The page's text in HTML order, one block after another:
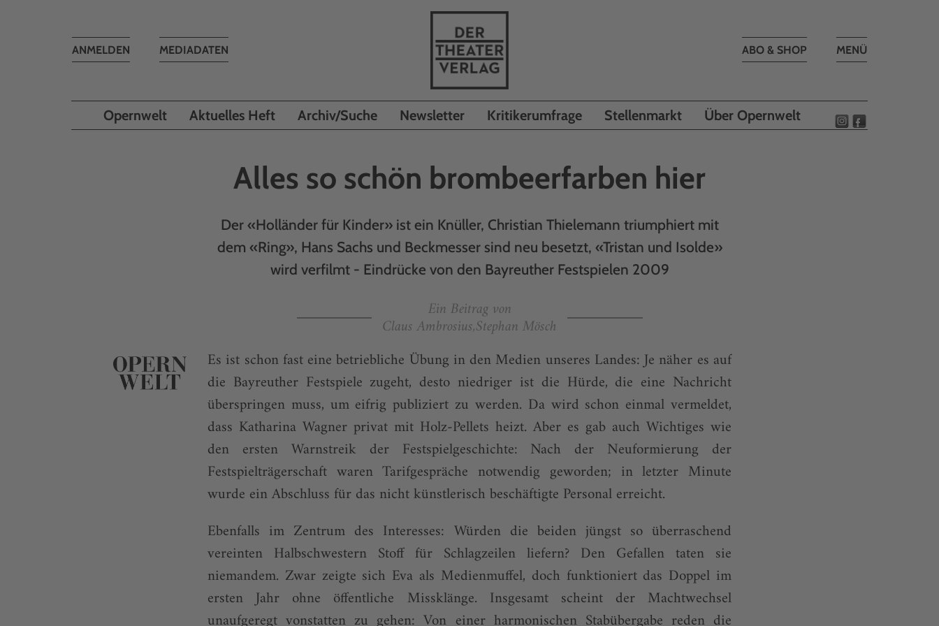
Toggle
MENÜ
ABO & SHOP
MEDIADATEN
Toggle
ANMELDEN
Opernwelt Aktuelles Heft Archiv/Suche Newsletter Kritikerumfrage Stellenmarkt Über Opernwelt
Alles so schön brombeerfarben hier
Der «Holländer für Kinder» ist ein Knüller, Christian Thielemann triumphiert mit
dem «Ring», Hans Sachs und Beckmesser sind neu besetzt, «Tristan und Isolde»
wird verfilmt - Eindrücke von den Bayreuther Festspielen 2009
Ein Beitrag von
Claus Ambrosius,Stephan Mösch
Es ist schon fast eine betriebliche Übung in den Medien unseres Landes: Je näher es auf
die Bayreuther Festspiele zugeht, desto niedriger ist die Hürde, die eine Nachricht
überspringen muss, um eifrig publiziert zu werden. Da wird schon einmal vermeldet,
dass Katharina Wagner privat mit Holz-Pellets heizt. Aber es gab auch Wichtiges wie
den ersten Warnstreik der Festspielgeschichte: Nach der Neuformierung der
Festspielträgerschaft waren Tarifgespräche notwendig geworden; in letzter Minute
wurde ein Abschluss für das nicht künstlerisch beschäftigte Personal erreicht.
Ebenfalls im Zentrum des Interesses: Würden die beiden jüngst so überraschend
vereinten Halbschwestern Stoff für Schlagzeilen liefern? Den Gefallen taten sie
niemandem. Zwar zeigte sich Eva als Medienmuffel, doch funktioniert das Doppel im
ersten Jahr ohne öffentliche Missklänge. Insgesamt scheint der Machtwechsel
unaufgeregt vonstatten zu gehen: Von einer harmonischen Stabübergabe reden die